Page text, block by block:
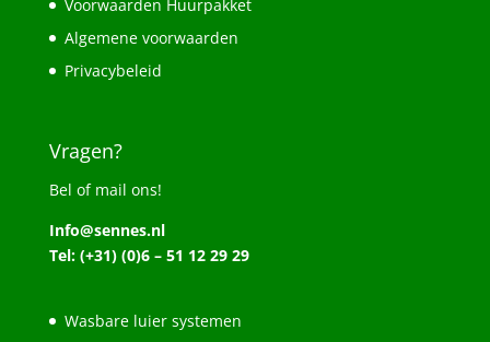
Voorwaarden Huurpakket
Algemene voorwaarden
Privacybeleid
Vragen?
Bel of mail ons!
Info@sennes.nl
Tel: (+31) (0)6 – 51 12 29 29
Wasbare luier systemen